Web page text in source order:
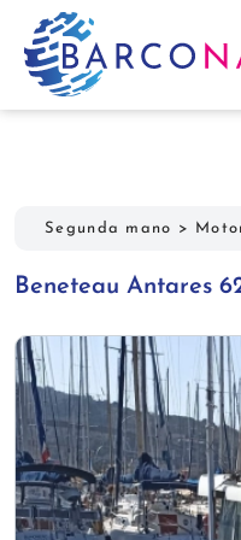
Segunda mano >
Beneteau Antares